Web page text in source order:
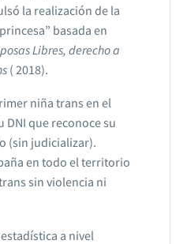
la realización de la
basada en
Libres, derecho a
( 2018).
niña trans en el
DNI que reconoce su
(sin judicializar).
en todo el territorio
sin violencia ni
a nivel